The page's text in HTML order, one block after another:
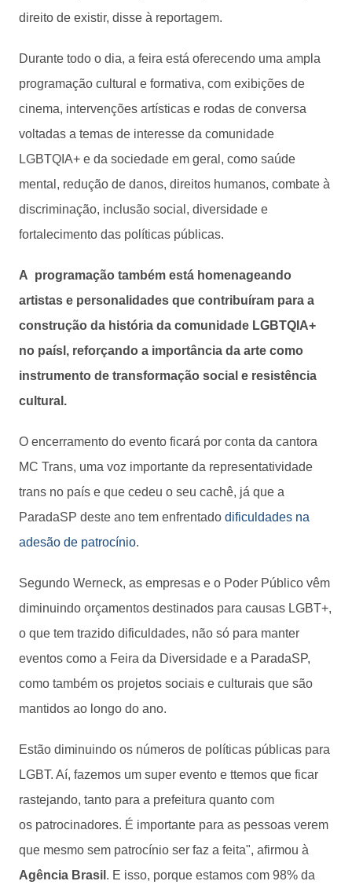
direito de existir, disse à reportagem.
Durante todo o dia, a feira está oferecendo uma ampla
programação cultural e formativa, com exibições de
cinema, intervenções artísticas e rodas de conversa
voltadas a temas de interesse da comunidade
LGBTQIA+ e da sociedade em geral, como saúde
mental, redução de danos, direitos humanos, combate à
discriminação, inclusão social, diversidade e
fortalecimento das políticas públicas.
A programação também está homenageando
artistas e personalidades que contribuíram para a
construção da história da comunidade LGBTQIA+
no paísl, reforçando a importância da arte como
instrumento de transformação social e resistência
cultural.
O encerramento do evento ficará por conta da cantora
MC Trans, uma voz importante da representatividade
trans no país e que cedeu o seu cachê, já que a
ParadaSP deste ano tem enfrentado dificuldades na
adesão de patrocínio.
Segundo Werneck, as empresas e o Poder Público vêm
diminuindo orçamentos destinados para causas LGBT+,
o que tem trazido dificuldades, não só para manter
eventos como a Feira da Diversidade e a ParadaSP,
como também os projetos sociais e culturais que são
mantidos ao longo do ano.
Estão diminuindo os números de políticas públicas para
LGBT. Aí, fazemos um super evento e ttemos que ficar
rastejando, tanto para a prefeitura quanto com
os patrocinadores. É importante para as pessoas verem
que mesmo sem patrocínio ser faz a feita", afirmou à
Agência Brasil . E isso, porque estamos com 98% da